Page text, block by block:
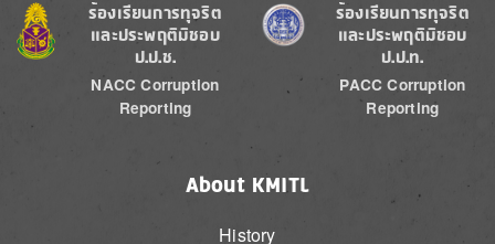
Image
ร้องเรียนการทุจริต
และประพฤติมิชอบ
ป.ป.ช.
NACC Corruption
Reporting
Image
ร้องเรียนการทุจริต
และประพฤติมิชอบ
ป.ป.ท.
PACC Corruption
Reporting
About KMITL
History